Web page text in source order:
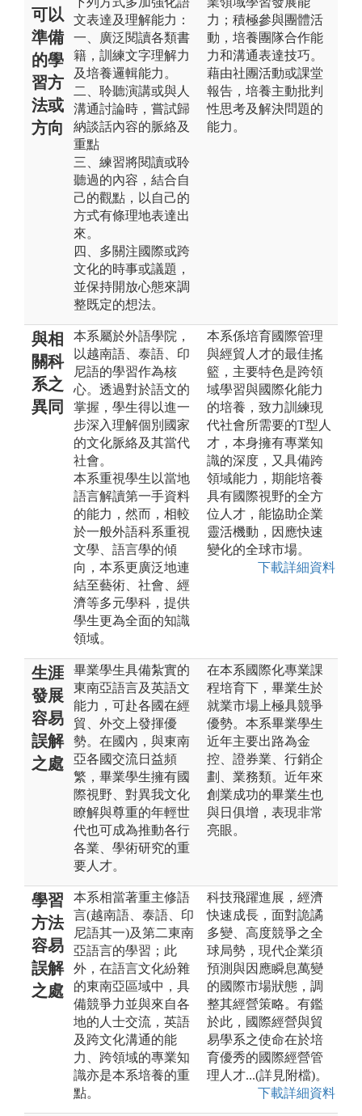
可以
準備
的學
習方
法或
方向
文表達及理解能力：
一、廣泛閱讀各類書
籍，訓練文字理解力
及培養邏輯能力。
二、聆聽演講或與人
溝通討論時，嘗試歸
納談話內容的脈絡及
重點
三、練習將閱讀或聆
聽過的內容，結合自
己的觀點，以自己的
方式有條理地表達出
來。
四、多關注國際或跨
文化的時事或議題，
並保持開放心態來調
整既定的想法。
力；積極參與團體活
動，培養團隊合作能
力和溝通表達技巧。
藉由社團活動或課堂
報告，培養主動批判
性思考及解決問題的
能力。
與相
關科
系之
異同
本系屬於外語學院，
以越南語、泰語、印
尼語的學習作為核
心。透過對於語文的
掌握，學生得以進一
步深入理解個別國家
的文化脈絡及其當代
社會。
本系重視學生以當地
語言解讀第一手資料
的能力，然而，相較
於一般外語科系重視
文學、語言學的傾
向，本系更廣泛地連
結至藝術、社會、經
濟等多元學科，提供
學生更為全面的知識
領域。
本系係培育國際管理
與經貿人才的最佳搖
籃，主要特色是跨領
域學習與國際化能力
的培養，致力訓練現
代社會所需要的T型人
才，本身擁有專業知
識的深度，又具備跨
領域能力，期能培養
具有國際視野的全方
位人才，能協助企業
靈活機動，因應快速
變化的全球市場。
下載詳細資料
生涯
發展
容易
誤解
之處
畢業學生具備紮實的
東南亞語言及英語文
能力，可赴各國在經
貿、外交上發揮優
勢。在國內，與東南
亞各國交流日益頻
繁，畢業學生擁有國
際視野、對異我文化
瞭解與尊重的年輕世
代也可成為推動各行
各業、學術研究的重
要人才。
在本系國際化專業課
程培育下，畢業生於
就業市場上極具競爭
優勢。本系畢業學生
近年主要出路為金
控、證券業、行銷企
劃、業務類。近年來
創業成功的畢業生也
與日俱增，表現非常
亮眼。
學習
方法
容易
誤解
之處
本系相當著重主修語
言(越南語、泰語、印
尼語其一)及第二東南
亞語言的學習；此
外，在語言文化紛雜
的東南亞區域中，具
備競爭力並與來自各
地的人士交流，英語
及跨文化溝通的能
力、跨領域的專業知
識亦是本系培養的重
點。
科技飛躍進展，經濟
快速成長，面對詭譎
多變、高度競爭之全
球局勢，現代企業須
預測與因應瞬息萬變
的國際市場狀態，調
整其經營策略。有鑑
於此，國際經營與貿
易學系之使命在於培
育優秀的國際經營管
理人才...(詳見附檔)。
下載詳細資料